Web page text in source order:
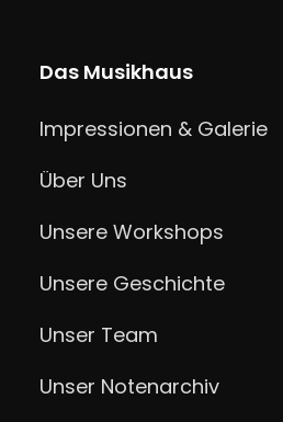
Das Musikhaus
Impressionen & Galerie
Über Uns
Unsere Workshops
Unsere Geschichte
Unser Team
Unser Notenarchiv